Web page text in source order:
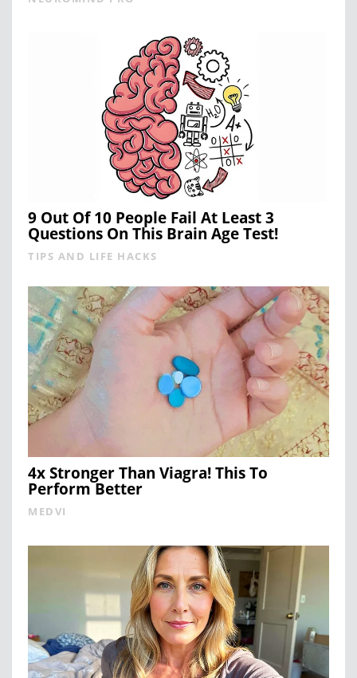
9 Out Of 10 People Fail At Least 3
Questions On This Brain Age Test!
TIPS AND LIFE HACKS
4x Stronger Than Viagra! This To
Perform Better
MEDVI